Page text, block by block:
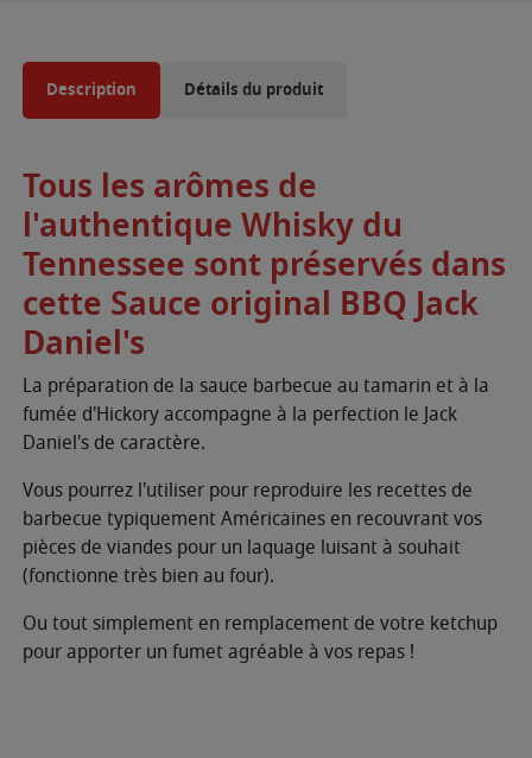
Description Détails du produit
Tous les arômes de
l'authentique Whisky du
Tennessee sont préservés dans
cette Sauce original BBQ Jack
Daniel's
La préparation de la sauce barbecue au tamarin et à la
fumée d'Hickory accompagne à la perfection le Jack
Daniel's de caractère.
Vous pourrez l'utiliser pour reproduire les recettes de
barbecue typiquement Américaines en recouvrant vos
pièces de viandes pour un laquage luisant à souhait
(fonctionne très bien au four).
Ou tout simplement en remplacement de votre ketchup
pour apporter un fumet agréable à vos repas !